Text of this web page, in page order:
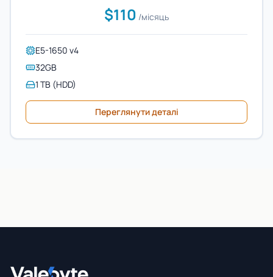
$110 /місяць
E5-1650 v4
32GB
1 TB (HDD)
Переглянути деталі